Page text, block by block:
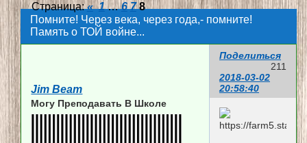
Помните! Через века, через года,- помните!
Память о ТОЙ войне...
Страница:« 1 … 6 7 8
Поделиться
211
2018-03-02
20:58:40
Jim Beam
Могу Преподавать В Школе